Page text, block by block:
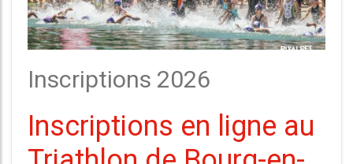
Inscriptions 2026
Inscriptions en ligne au